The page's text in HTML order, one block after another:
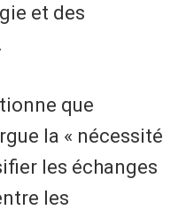
et des
que
la « nécessité
les échanges
les